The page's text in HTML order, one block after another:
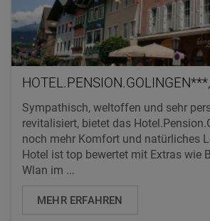
Sympathisch, weltoffen und sehr
revitalisiert, bietet das
noch mehr Komfort und natürliches
Hotel ist top bewertet mit Extras wie
Wlan im ...
MEHR ERFAHREN